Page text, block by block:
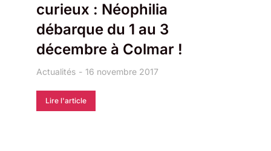
curieux : Néophilia
débarque du 1 au 3
décembre à Colmar !
Actualités 16 novembre 2017
Lire l'article